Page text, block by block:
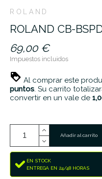
ROLAND
ROLAND CB-
69,00 €
Impuestos incluidos
Al comprar este
puntos. Su carrito
convertir en un vale de
Añadir al carrito
EN STOCK
ENTREGA EN 24/48 HORAS